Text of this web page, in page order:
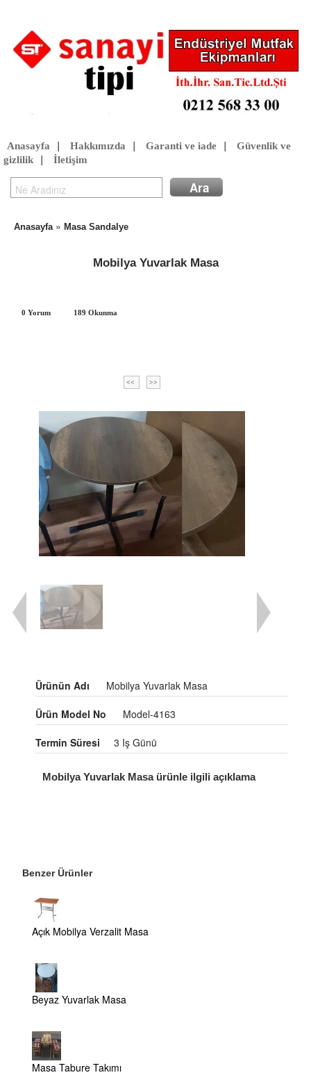
Anasayfa Hakkımızda Garanti ve iade
Güvenlik ve
gizlilik
İletişim
Anasayfa» Masa Sandalye
Mobilya Yuvarlak Masa
0 Yorum 189 Okunma
<< >>
Ürünün Adı Mobilya Yuvarlak Masa
Ürün Model No Model-4163
Termin Süresi 3 Iş Günü
Mobilya Yuvarlak Masa ürünle ilgili açıklama
Benzer Ürünler
Açık Mobilya Verzalit Masa
Beyaz Yuvarlak Masa
Masa Tabure Takımı